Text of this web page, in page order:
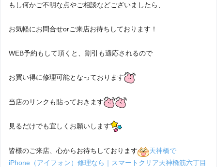
もし何かご不明な点やご相談などございましたら、
お気軽にお問合せorご来店お待ちしております！
WEB予約もして頂くと、割引も適応されるので
お買い得に修理可能となっております
当店のリンクも貼っておきます
見るだけでも宜しくお願いします
皆様のご来店、心からお待ちしております
天神橋で
iPhone（アイフォン）修理なら｜スマートクリア天神橋筋六丁目